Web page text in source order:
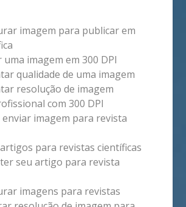
imagem para publicar em
uma imagem em 300 DPI
qualidade de uma imagem
resolução de imagem
com 300 DPI
enviar imagem para revista
para revistas científicas
seu artigo para revista
imagens para revistas